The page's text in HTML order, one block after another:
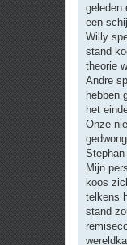
geleden
een
Willy
stand
theorie
Andre
hebben
het
Onze
Mijn
koos
telkens
stand